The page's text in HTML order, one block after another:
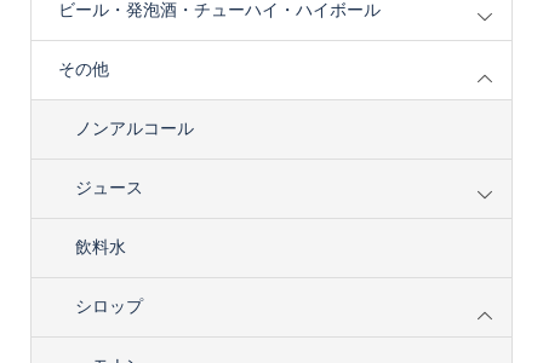
ビール・発泡酒・チューハイ・ハイボール
その他
ノンアルコール
ジュース
飲料水
シロップ